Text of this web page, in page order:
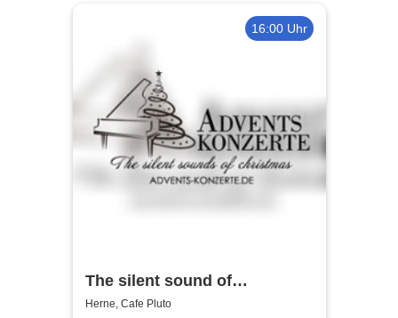
16:00 Uhr
The silent sound of
Christmas 2026
Herne, Cafe Pluto